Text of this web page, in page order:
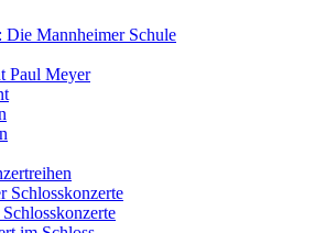
Die Mannheimer Schule
Paul Meyer
Schlosskonzerte